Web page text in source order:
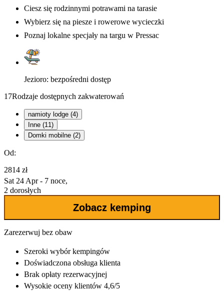
Ciesz się rodzinnymi potrawami na tarasie
Wybierz się na piesze i rowerowe wycieczki
Poznaj lokalne specjały na targu w Pressac
Jezioro: bezpośredni dostęp
17Rodzaje dostępnych zakwaterowań
namioty lodge (4)
Inne (11)
Domki mobilne (2)
Od:
2814 zł
Sat 24 Apr - 7 noce,
2 dorosłych
Zobacz kemping
Zarezerwuj bez obaw
Szeroki wybórkempingów
Doświadczona obsługa klienta
Brak opłaty rezerwacyjnej
Wysokie oceny klientów 4,6/5